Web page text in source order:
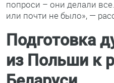
попроси – они делали
или почти не было», —
Подготовка
из Польши к